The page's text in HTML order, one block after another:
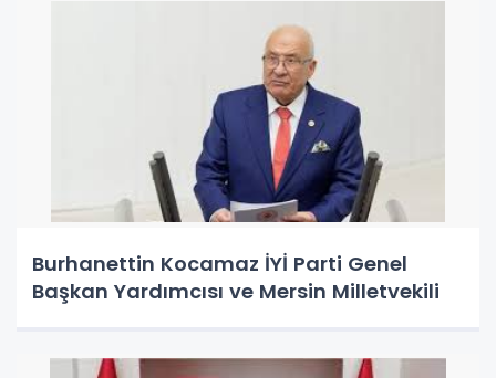
Burhanettin Kocamaz İYİ Parti Genel
Başkan Yardımcısı ve Mersin Milletvekili